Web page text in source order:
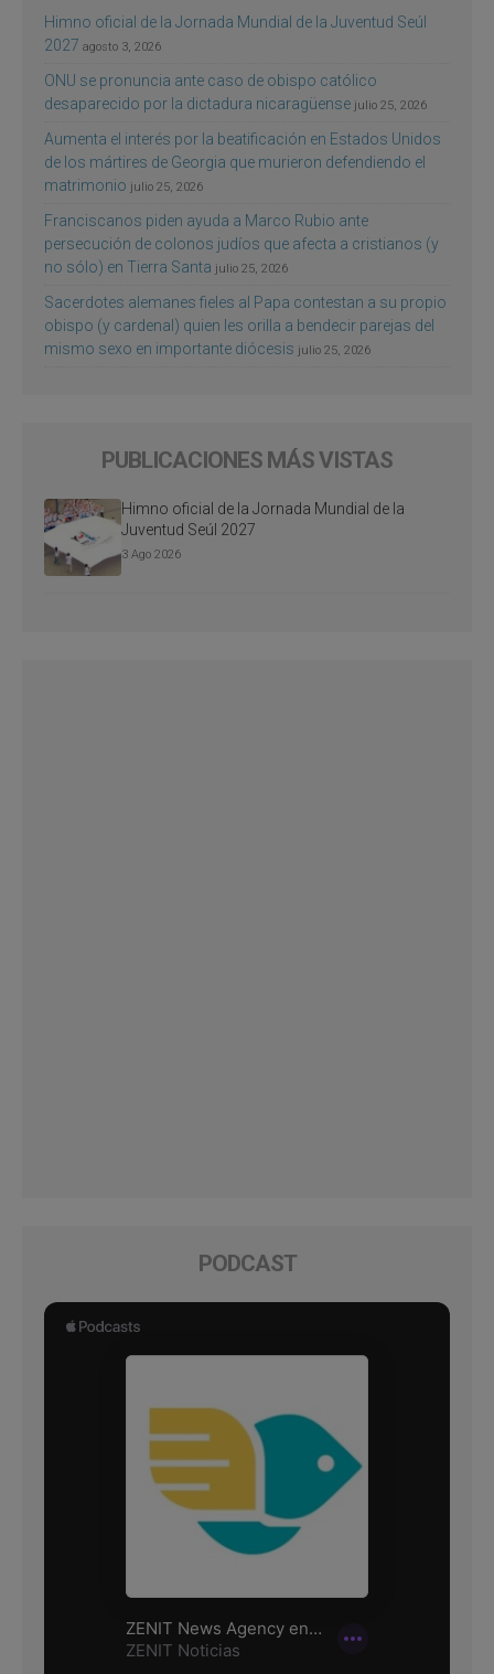
Himno oficial de la Jornada Mundial de la Juventud Seúl
2027 agosto 3, 2026
ONU se pronuncia ante caso de obispo católico
desaparecido por la dictadura nicaragüense julio 25, 2026
Aumenta el interés por la beatificación en Estados Unidos
de los mártires de Georgia que murieron defendiendo el
matrimonio julio 25, 2026
Franciscanos piden ayuda a Marco Rubio ante
persecución de colonos judíos que afecta a cristianos (y
no sólo) en Tierra Santa julio 25, 2026
Sacerdotes alemanes fieles al Papa contestan a su propio
obispo (y cardenal) quien les orilla a bendecir parejas del
mismo sexo en importante diócesis julio 25, 2026
PUBLICACIONES MÁS VISTAS
Himno oficial de la Jornada Mundial de la
Juventud Seúl 2027
3 Ago 2026
PODCAST